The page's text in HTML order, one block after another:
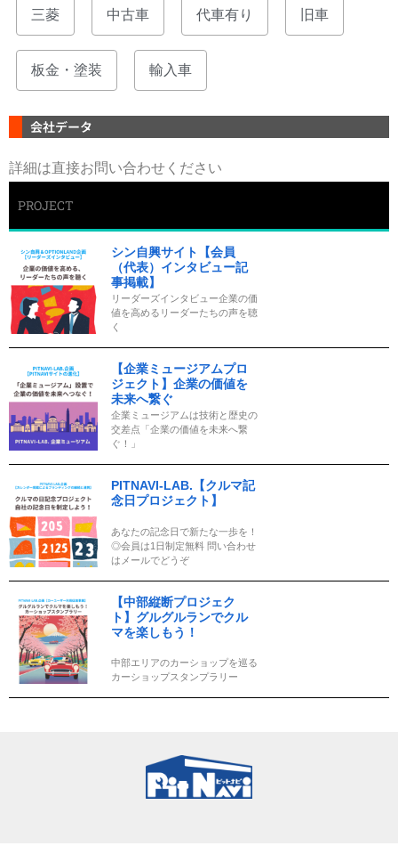
三菱
中古車
代車有り
旧車
板金・塗装
輸入車
会社データ
詳細は直接お問い合わせください
PROJECT
シン自興サイト【会員
（代表）インタビュー記
事掲載】
リーダーズインタビュー企業の価
値を高めるリーダーたちの声を聴
く
【企業ミュージアムプロ
ジェクト】企業の価値を
未来へ繋ぐ
企業ミュージアムは技術と歴史の
交差点「企業の価値を未来へ繋
ぐ！」
PITNAVI-LAB.【クルマ記
念日プロジェクト】
あなたの記念日で新たな一歩を！
◎会員は1日制定無料 問い合わせ
はメールでどうぞ
【中部縦断プロジェク
ト】グルグルランでクル
マを楽しもう！
中部エリアのカーショップを巡る
カーショップスタンプラリー